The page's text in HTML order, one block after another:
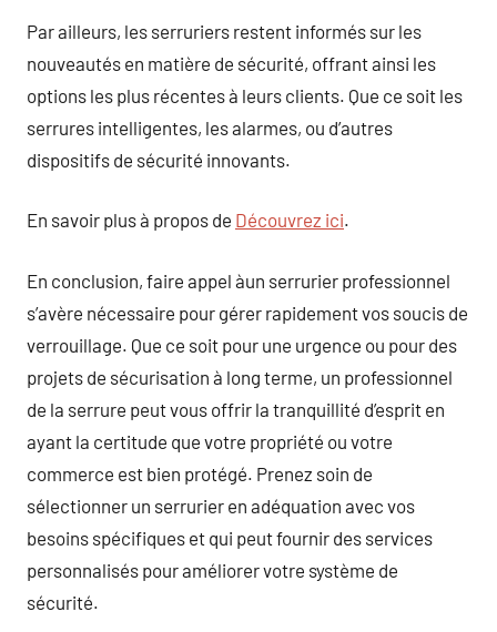
Par ailleurs, les serruriers restent informés sur les
nouveautés en matière de sécurité, offrant ainsi les
options les plus récentes à leurs clients. Que ce soit les
serrures intelligentes, les alarmes, ou d’autres
dispositifs de sécurité innovants.
En savoir plus à propos de Découvrez ici.
En conclusion, faire appel àun serrurier professionnel
s’avère nécessaire pour gérer rapidement vos soucis de
verrouillage. Que ce soit pour une urgence ou pour des
projets de sécurisation à long terme, un professionnel
de la serrure peut vous offrir la tranquillité d’esprit en
ayant la certitude que votre propriété ou votre
commerce est bien protégé. Prenez soin de
sélectionner un serrurier en adéquation avec vos
besoins spécifiques et qui peut fournir des services
personnalisés pour améliorer votre système de
sécurité.